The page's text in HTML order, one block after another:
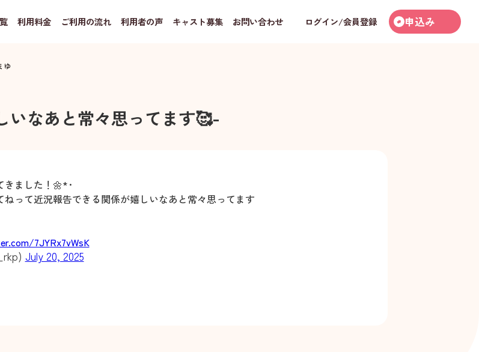
利用料金 ご利用の流れ 利用者の声 キャスト募集 お問い合わせ ログイン/会員登録 申込み
ゆ
いなあと常々思ってます🥰-
きました！🌼*･
ねって近況報告できる関係が嬉しいなあと常々思ってます
7JYRx7vWsK
July 20, 2025